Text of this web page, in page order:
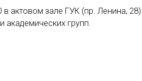
в актовом зале ГУК (пр. Ленина,
академических групп.